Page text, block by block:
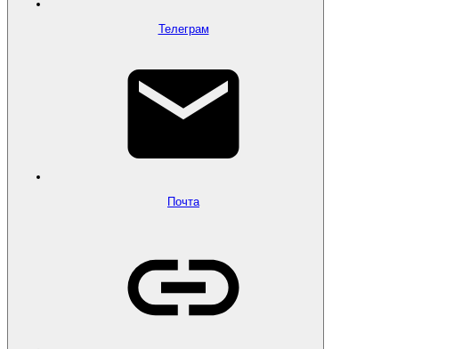
Телеграм
Почта